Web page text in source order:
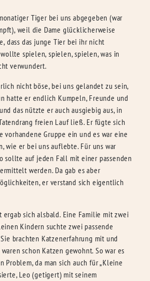
Tiger bei uns abgegeben (war
weil die Dame glücklicherweise
dass das junge Tier bei ihr nicht
spielen, spielen, spielen, was in
verwundert.
nicht böse, bei uns gelandet zu sein,
hatte er endlich Kumpeln, Freunde und
das nützte er auch ausgiebig aus, in
freien Lauf ließ. Er fügte sich
vorhandene Gruppe ein und es war eine
wie er bei uns auflebte. Für uns war
sollte auf jeden Fall mit einer passenden
werden. Da gab es aber
er verstand sich eigentlich
ergab sich alsbald. Eine Familie mit zwei
Kindern suchte zwei passende
brachten Katzenerfahrung mit und
schon Katzen gewohnt. So war es
Problem, da man sich auch für „Kleine
Leo (getigert) mit seinem